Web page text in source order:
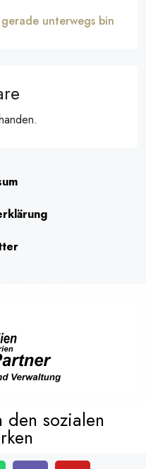
unterwegs bin
den sozialen